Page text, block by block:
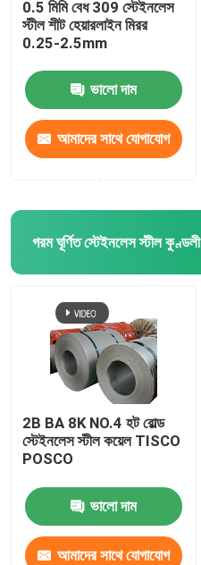
0.5 মিমি বেধ 309 স্টেইনলেস
স্টীল শীট হেয়ারলাইন মিরর
0.25-2.5mm
ভালো দাম
আমাদের সাথে যোগাযোগ
গরম ঘূর্ণিত স্টেইনলেস স্টীল কুণ্ডলী
2B BA 8K NO.4 হট রোল্ড
স্টেইনলেস স্টীল কয়েল TISCO
POSCO
ভালো দাম
আমাদের সাথে যোগাযোগ